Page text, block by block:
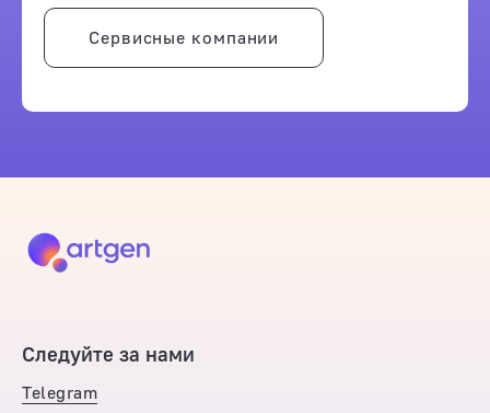
Сервисные компании
Следуйте за нами
Telegram